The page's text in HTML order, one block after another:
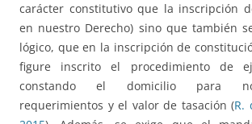
carácter constitutivo que la inscripción
en nuestro Derecho) sino que también
lógico, que en la inscripción de
figure inscrito el procedimiento de
constando el domicilio para
requerimientos y el valor de tasación (R.